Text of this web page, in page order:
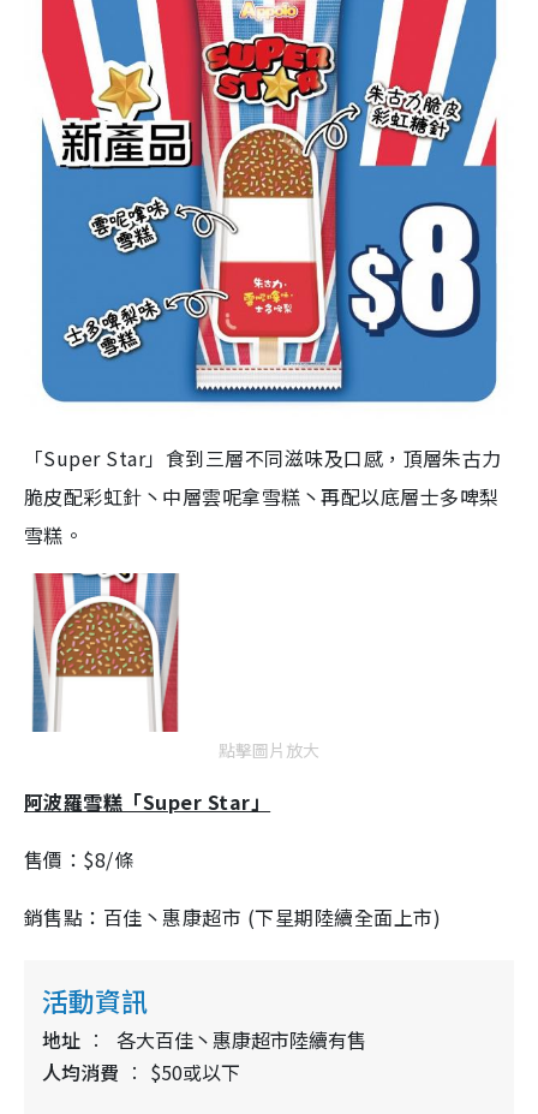
「Super Star」食到三層不同滋味及口感，頂層朱古力
脆皮配彩虹針丶中層雲呢拿雪糕丶再配以底層士多啤梨
雪糕。
點擊圖片放大
阿波羅雪糕「Super Star」
售價：$8/條
銷售點：百佳丶惠康超市 (下星期陸續全面上市)
活動資訊
地址
各大百佳丶惠康超市陸續有售
人均消費
$50或以下